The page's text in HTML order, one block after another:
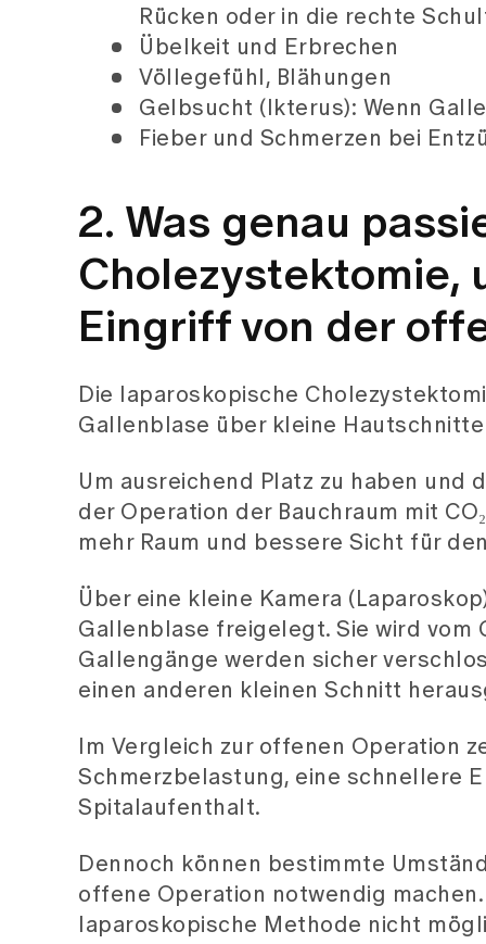
Rücken oder in die rechte
Übelkeit und Erbrechen
Völlegefühl, Blähungen
Gelbsucht (Ikterus): Wenn
Fieber und Schmerzen bei
2. Was genau
Cholezystektomie,
Eingriff von der
Die laparoskopische
Gallenblase über kleine
Um ausreichend Platz zu haben
der Operation der Bauchraum mit
mehr Raum und bessere Sicht für
Über eine kleine Kamera
Gallenblase freigelegt. Sie wird
Gallengänge werden sicher
einen anderen kleinen Schnitt
Im Vergleich zur offenen Operation
Schmerzbelastung, eine schnellere
Spitalaufenthalt.
Dennoch können bestimmte
offene Operation notwendig
laparoskopische Methode nicht